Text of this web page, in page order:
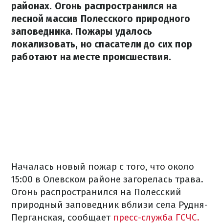
районах. Огонь распространился на
лесной массив Полесского природного
заповедника. Пожары удалось
локализовать, но спасатели до сих пор
работают на месте происшествия.
Началась новый пожар с того, что около
15:00 в Олевском районе загорелась трава.
Огонь распространился на Полесский
природный заповедник вблизи села Рудня-
Перганская, сообщает пресс-служба ГСЧС.